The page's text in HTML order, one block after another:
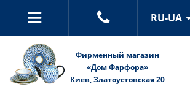
RU-UA
Фирменный магазин
«Дом Фарфора»
Киев, Златоустовская 20